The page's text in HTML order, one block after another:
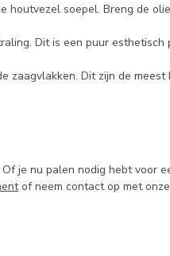
soepel. Breng de
Dit is een puur
zaagvlakken. Dit zijn de
je nu palen nodig hebt voor
of neem contact op met